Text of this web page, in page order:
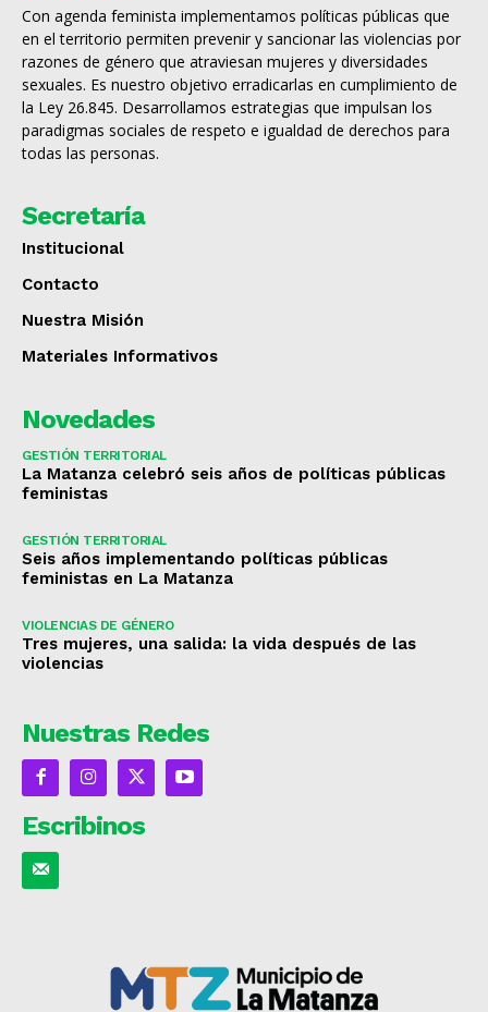
Con agenda feminista implementamos políticas públicas que
en el territorio permiten prevenir y sancionar las violencias por
razones de género que atraviesan mujeres y diversidades
sexuales. Es nuestro objetivo erradicarlas en cumplimiento de
la Ley 26.845. Desarrollamos estrategias que impulsan los
paradigmas sociales de respeto e igualdad de derechos para
todas las personas.
Secretaría
Institucional
Contacto
Nuestra Misión
Materiales Informativos
Novedades
GESTIÓN TERRITORIAL
La Matanza celebró seis años de políticas públicas
feministas
GESTIÓN TERRITORIAL
Seis años implementando políticas públicas
feministas en La Matanza
VIOLENCIAS DE GÉNERO
Tres mujeres, una salida: la vida después de las
violencias
Nuestras Redes
Escribinos